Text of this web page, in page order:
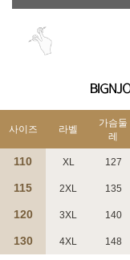
사이즈 라벨
가슴둘
레
110 XL 127
115 2XL 135
120 3XL 140
130 4XL 148